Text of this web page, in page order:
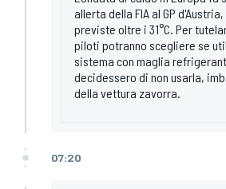
allerta della FIA al GP
previste oltre i 31°C. Per
piloti potranno scegliere se
sistema con maglia
decidessero di non usarla,
della vettura zavorra.
07:20